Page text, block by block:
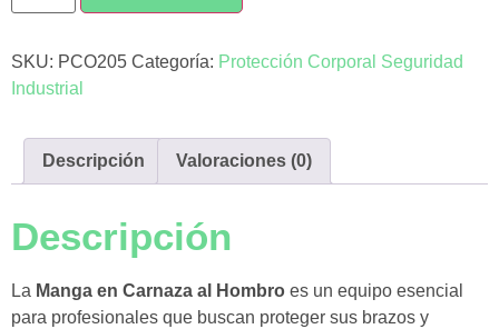
SKU: PCO205 Categoría: Protección Corporal Seguridad
Industrial
Descripción Valoraciones (0)
Descripción
La Manga en Carnaza al Hombro es un equipo esencial
para profesionales que buscan proteger sus brazos y